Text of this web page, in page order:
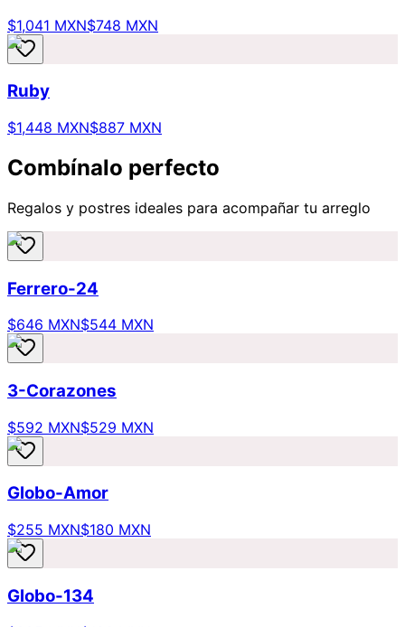
$1,041 MXN$748 MXN
Ruby
$1,448 MXN$887 MXN
Combínalo perfecto
Regalos y postres ideales para acompañar tu arreglo
Ferrero-24
$646 MXN$544 MXN
3-Corazones
$592 MXN$529 MXN
Globo-Amor
$255 MXN$180 MXN
Globo-134